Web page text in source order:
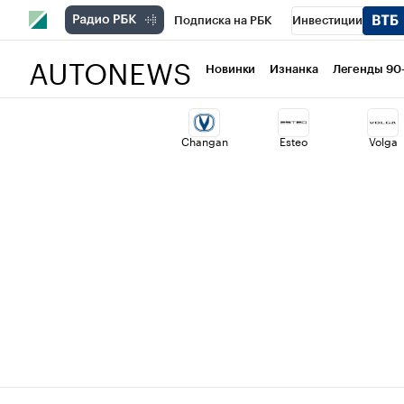
Подписка на РБК Инвестиции
Национальные проекты Город
Кредитные рейтинги Франшизы
AUTONEWS Новинки Изнанка Легенды
Changan Esteo Volga